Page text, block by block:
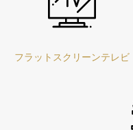
フラットスクリーンテレビ